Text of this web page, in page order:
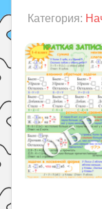
Уроки
Праздники
Психология
Летом!
Поиск
Категория: